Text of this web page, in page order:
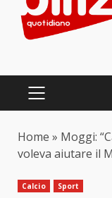
PRIMARY
Home » Moggi:
voleva aiutare il
Calcio Sport